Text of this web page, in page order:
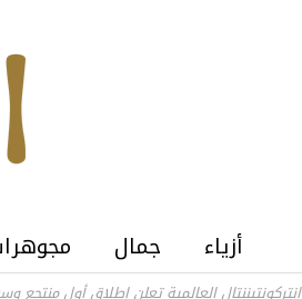
أزياء جمال
انتركونتيننتال العالمية تعلن إطلاق أول منتجع